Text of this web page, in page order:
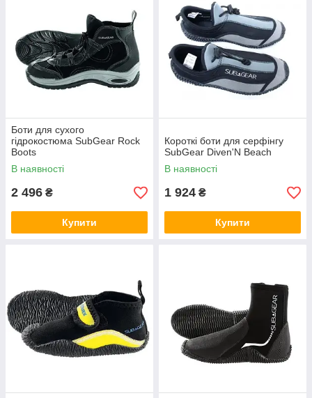
Боти для сухого
гідрокостюма SubGear Rock
Boots
В наявності
2 496 ₴
Купити
Короткі боти для серфінгу
SubGear Diven'N Beach
В наявності
1 924 ₴
Купити